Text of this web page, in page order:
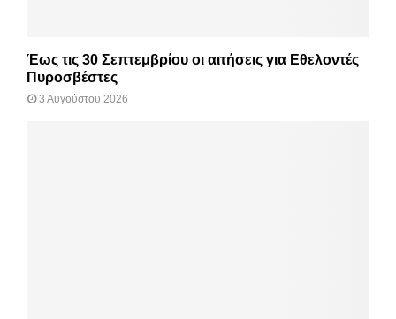
Έως τις 30 Σεπτεμβρίου οι αιτήσεις για Εθελοντές
Πυροσβέστες
3 Αυγούστου 2026